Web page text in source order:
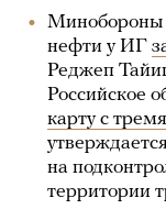
Минобороны
нефти у ИГ
Реджеп
Российское
карту с
на
территории